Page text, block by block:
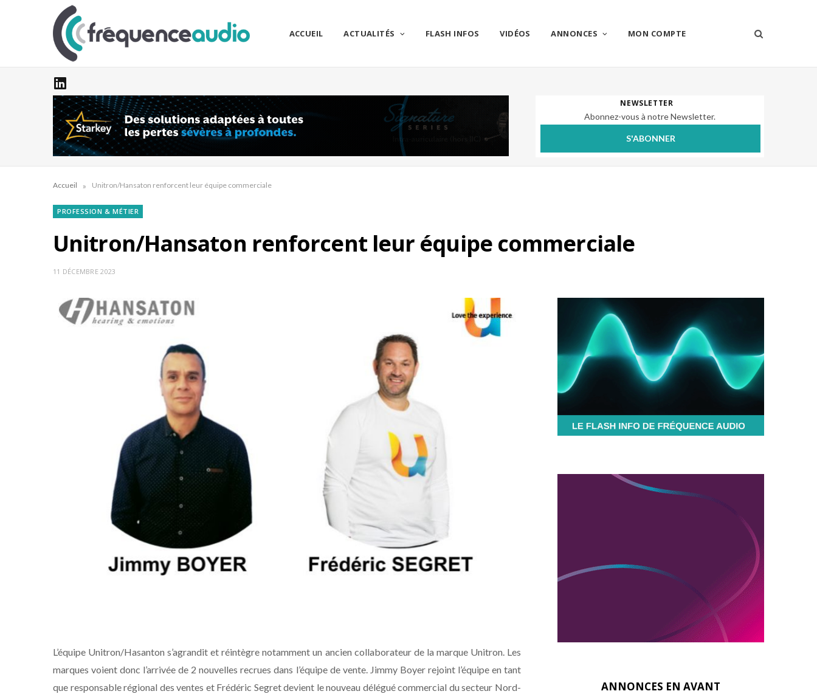
ACCUEIL ACTUALITÉS FLASH INFOS VIDÉOS ANNONCES MON COMPTE
NEWSLETTER
Abonnez-vous à notre Newsletter.
S'ABONNER
Accueil » Unitron/Hansaton renforcent leur équipe commerciale
PROFESSION & MÉTIER
Unitron/Hansaton renforcent leur équipe commerciale
11 DÉCEMBRE 2023
L’équipe Unitron/Hasanton s’agrandit et réintègre notamment un ancien collaborateur de la marque Unitron. Les
marques voient donc l’arrivée de 2 nouvelles recrues dans l’équipe de vente. Jimmy Boyer rejoint l’équipe en tant
que responsable régional des ventes et Frédéric Segret devient le nouveau délégué commercial du secteur Nord-
ANNONCES EN AVANT